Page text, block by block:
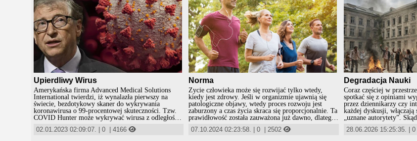
Upierdliwy Wirus
Amerykańska firma Advanced Medical Solutions
International twierdzi, iż wynalazła pierwszy na
świecie, bezdotykowy skaner do wykrywania
koronawirusa o 99-procentowej skuteczności. Tzw.
COVID Hunter może wykrywać wirusa z odległości
2 metrów, może być też dostosowany do wykrywania
mutacji COVID-19. Weszliśmy w kolejną bardziej
02.01.2023 02:09:07. 0 4166
Norma
Życie człowieka może się rozwijać tylko wtedy,
kiedy jest zdrowy. Jeśli w organizmie ujawnią się
patologiczne objawy, wtedy proces rozwoju jest
zaburzony a czas życia skraca się proporcjonalnie. Ta
prawidłowość została zauważona już dawno, dlatego
też znaleźli się tacy, którzy upatrzyli sobie w
procesach patologicznych innych, szansę dla siebie na
07.10.2024 02:23:58. |0 |2502
Degradacja Nauki
Coraz częściej w
spotkać się z opiniami
przez dziennikarzy czy
każdej dyskusji,
„uznane autorytety”.
uznaje za autorytety nikt
choćby tylko dlatego, że
28.06.2026 15:25:35. 0